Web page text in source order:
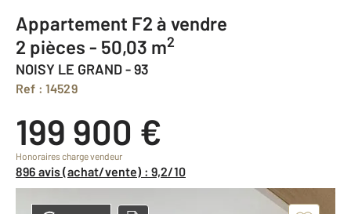
Appartement F2 à vendre
2 pièces - 50,03 m2
NOISY LE GRAND - 93
Ref : 14529
199 900 €
Honoraires charge vendeur
896 avis (achat/vente) : 9,2/10